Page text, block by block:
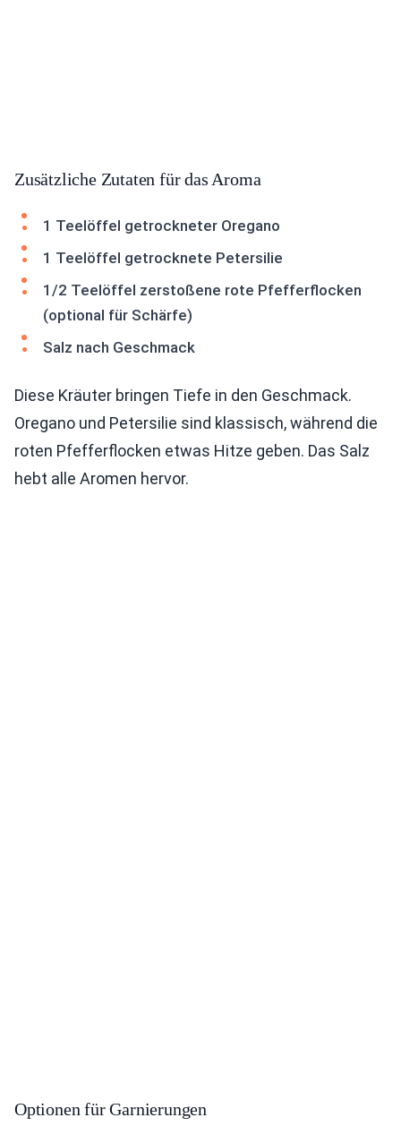
Zusätzliche Zutaten für das Aroma
1 Teelöffel getrockneter Oregano
1 Teelöffel getrocknete Petersilie
1/2 Teelöffel zerstoßene rote Pfefferflocken
(optional für Schärfe)
Salz nach Geschmack
Diese Kräuter bringen Tiefe in den Geschmack.
Oregano und Petersilie sind klassisch, während die
roten Pfefferflocken etwas Hitze geben. Das Salz
hebt alle Aromen hervor.
Optionen für Garnierungen